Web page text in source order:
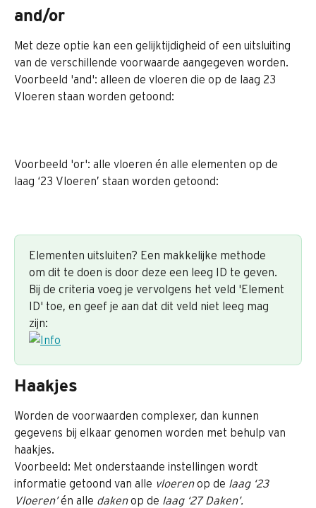
and/or
Met deze optie kan een gelijktijdigheid of een uitsluiting
van de verschillende voorwaarde aangegeven worden.
Voorbeeld 'and': alleen de vloeren die op de laag 23
Vloeren staan worden getoond:
Voorbeeld 'or': alle vloeren én alle elementen op de
laag ‘23 Vloeren’ staan worden getoond:
Elementen uitsluiten? Een makkelijke methode
om dit te doen is door deze een leeg ID te geven.
Bij de criteria voeg je vervolgens het veld 'Element
ID' toe, en geef je aan dat dit veld niet leeg mag
zijn:
Haakjes
Worden de voorwaarden complexer, dan kunnen
gegevens bij elkaar genomen worden met behulp van
haakjes.
Voorbeeld: Met onderstaande instellingen wordt
informatie getoond van alle vloeren op de laag ‘23
Vloeren’ én alle daken op de laag ‘27 Daken’.